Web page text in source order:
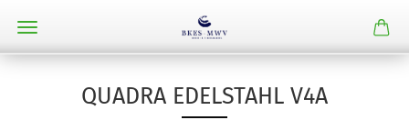
QUADRA EDELSTAHL V4A